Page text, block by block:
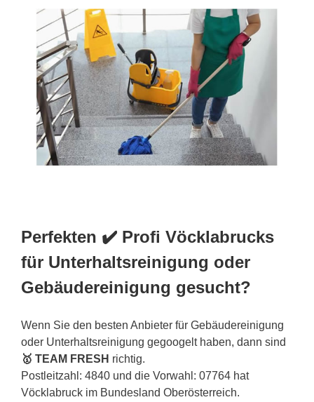
Perfekten ✔️ Profi Vöcklabrucks
für Unterhaltsreinigung oder
Gebäudereinigung gesucht?
Wenn Sie den besten Anbieter für Gebäudereinigung
oder Unterhaltsreinigung gegoogelt haben, dann sind
🥇 TEAM FRESH richtig.
Postleitzahl: 4840 und die Vorwahl: 07764 hat
Vöcklabruck im Bundesland Oberösterreich.